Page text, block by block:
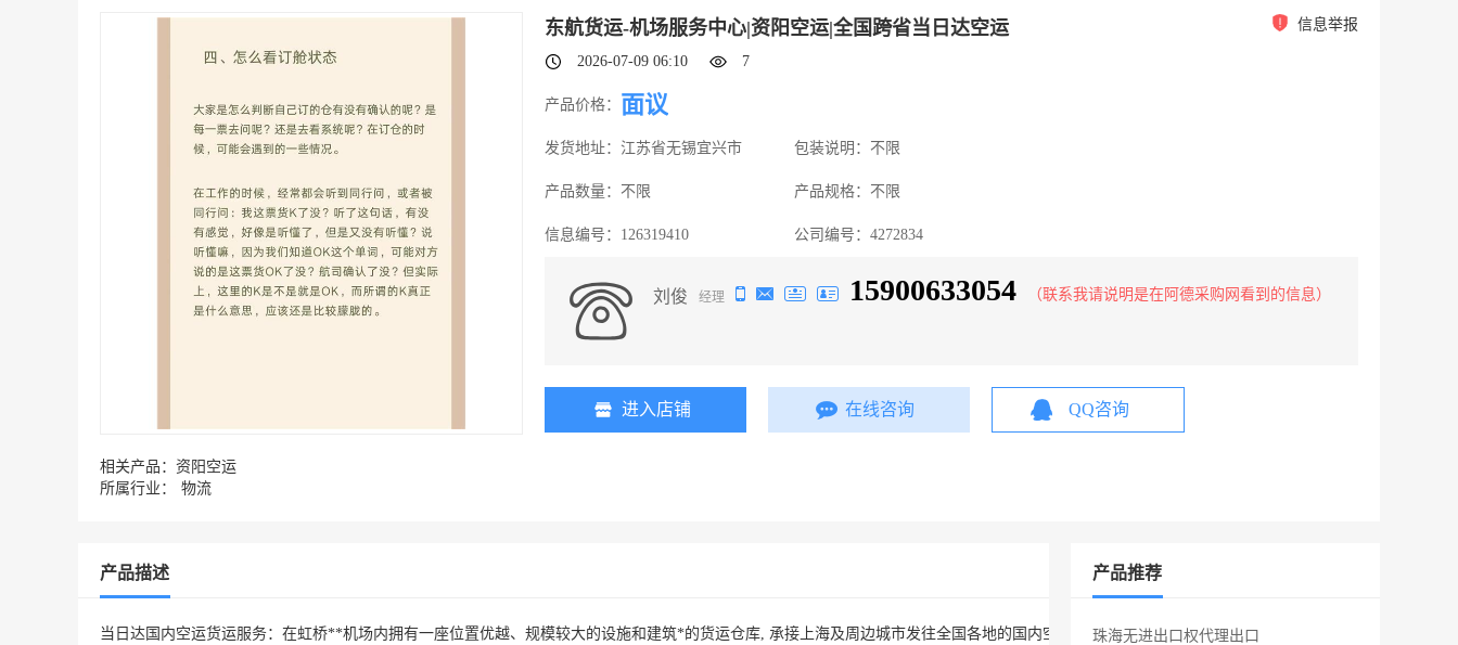
东航货运-机场服务中心|资阳空运|全国跨省当日达空运
2026-07-09 06:10 7
产品价格： 面议
发货地址： 江苏省无锡宜兴市 包装说明： 不限
产品数量： 不限 产品规格： 不限
信息编号： 126319410 公司编号： 4272834
刘俊 经理 15900633054 （联系我请说明是在阿德采购网看到的信息）
进入店铺 在线咨询 QQ咨询
信息举报
相关产品： 资阳空运
所属行业：
物流
产品描述
当日达国内空运货运服务：在虹桥**机场内拥有一座位置优越、规模较大的设施和建筑*的货运仓库, 承接上海及周边城市发往全国各地的国内空运服务，货物进仓后3小时发货，航班落地2小时即可
产品推荐
珠海无进出口权代理出口